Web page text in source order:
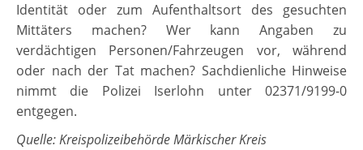
Identität oder zum Aufenthaltsort des gesuchten
Mittäters machen? Wer kann Angaben zu
verdächtigen Personen/Fahrzeugen vor, während
oder nach der Tat machen? Sachdienliche Hinweise
nimmt die Polizei Iserlohn unter 02371/9199-0
entgegen.
Quelle: Kreispolizeibehörde Märkischer Kreis